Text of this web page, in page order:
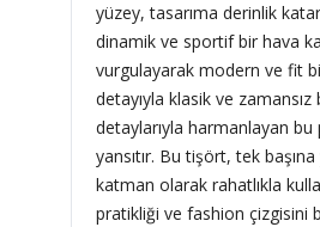
yüzey, tasarıma derinlik
dinamik ve sportif bir hava
vurgulayarak modern ve fit
detayıyla klasik ve
detaylarıyla harmanlayan
yansıtır. Bu tişört, tek
katman olarak rahatlıkla
pratikliği ve fashion çizgisini